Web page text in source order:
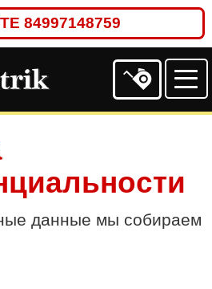
84997148759
данные мы собираем